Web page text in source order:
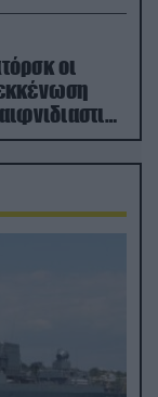
οι
(βίντεο)